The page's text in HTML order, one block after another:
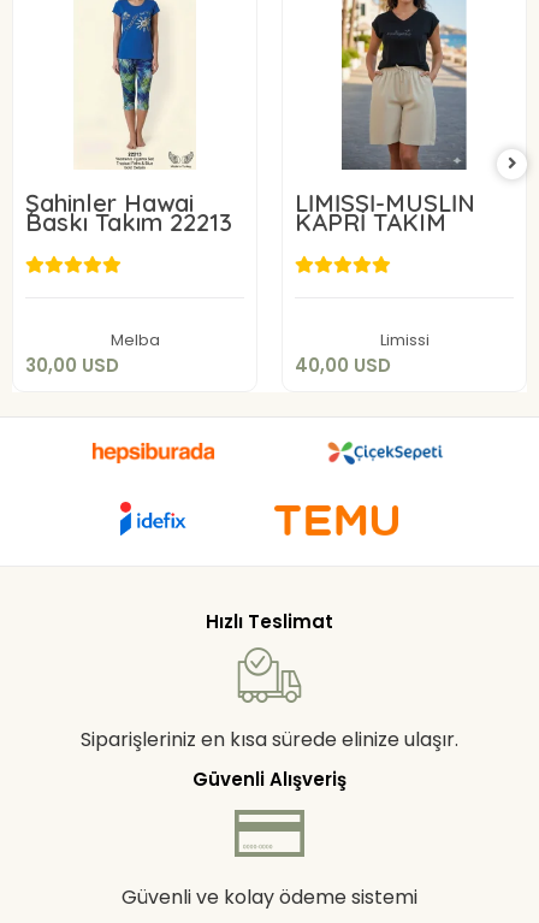
Şahinler Hawai
Baskı Takım 22213
Melba
30,00 USD
30,00 USD
LİMİSSİ-MÜSLİN
KAPRİ TAKIM
Limissi
40,00 USD
40,00 USD
Hızlı Teslimat
Siparişleriniz en kısa sürede elinize ulaşır.
Güvenli Alışveriş
Güvenli ve kolay ödeme sistemi